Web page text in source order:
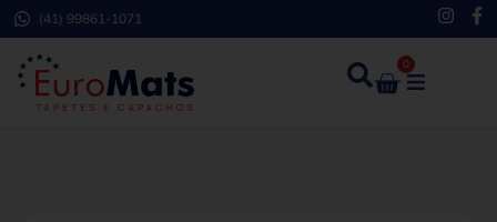
(41) 99861-1071
0